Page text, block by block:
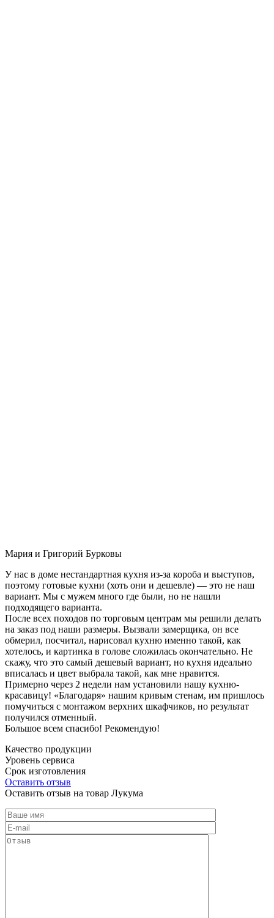
Мария и Григорий Бурковы
У нас в доме нестандартная кухня из-за короба и выступов,
поэтому готовые кухни (хоть они и дешевле) — это не наш
вариант. Мы с мужем много где были, но не нашли
подходящего варианта.
После всех походов по торговым центрам мы решили делать
на заказ под наши размеры. Вызвали замерщика, он все
обмерил, посчитал, нарисовал кухню именно такой, как
хотелось, и картинка в голове сложилась окончательно. Не
скажу, что это самый дешевый вариант, но кухня идеально
вписалась и цвет выбрала такой, как мне нравится.
Примерно через 2 недели нам установили нашу кухню-
красавицу! «Благодаря» нашим кривым стенам, им пришлось
помучиться с монтажом верхних шкафчиков, но результат
получился отменный.
Большое всем спасибо! Рекомендую!
Качество продукции
Уровень сервиса
Срок изготовления
Оставить отзыв
Оставить отзыв на товар Лукума